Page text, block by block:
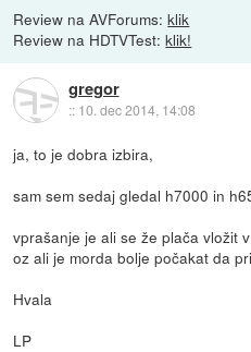
Review na AVForums:klik
Review na HDTVTest:klik!
gregor
:: 10. dec 2014, 14:08
ja, to je dobra izbira,
sam sem sedaj gledal h7000 in
vprašanje je ali se že plača vložit
oz ali je morda bolje počakat da
Hvala
LP